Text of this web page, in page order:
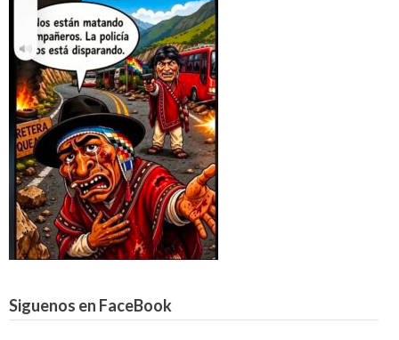
Siguenos en FaceBook